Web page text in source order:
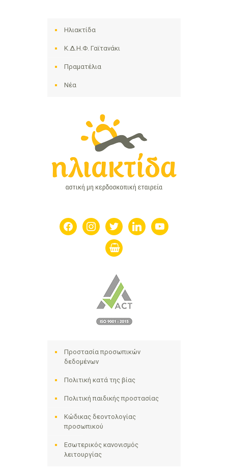
Ηλιακτίδα
Κ.Δ.Η.Φ. Γαϊτανάκι
Πραματέλια
Νέα
facebookinstagramtwitter linkedin youtube
shopping-
basket
Προστασία προσωπικών
δεδομένων
Πολιτική κατά της βίας
Πολιτική παιδικής προστασίας
Κώδικας δεοντολογίας
προσωπικού
Εσωτερικός κανονισμός
λειτουργίας